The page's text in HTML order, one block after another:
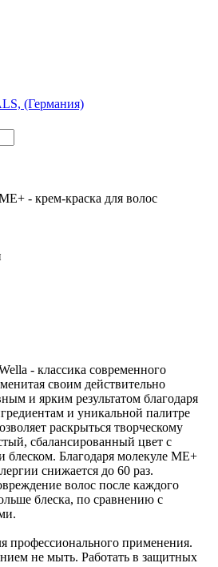
(Германия)
- крем-краска для волос
- классика современного
своим действительно
и ярким результатом благодаря
и уникальной палитре
раскрыться творческому
сбалансированный цвет с
блеском. Благодаря молекуле ME+
снижается до 60 раз.
волос после каждого
блеска, по сравнению с
профессионального применения.
не мыть. Работать в защитных